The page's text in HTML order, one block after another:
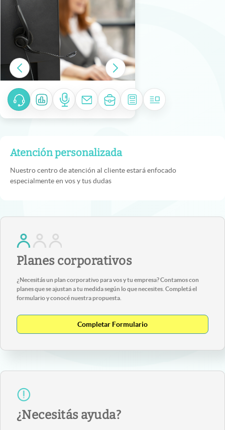
Atención personalizada
Nuestro centro de atención al cliente estará enfocado
especialmente en vos y tus dudas
Planes corporativos
¿Necesitás un plan corporativo para vos y tu empresa? Contamos con
planes que se ajustan a tu medida según lo que necesites. Completá el
formulario y conocé nuestra propuesta.
Completar Formulario
¿Necesitás ayuda?